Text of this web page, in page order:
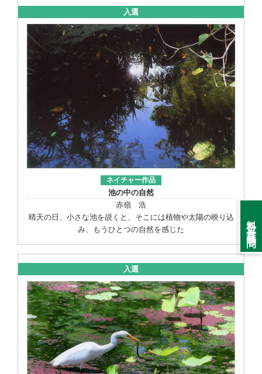
料金・営業時間
入選
ネイチャー作品
池の中の自然
赤嶺 浩
晴天の日、小さな池を覘くと、そこには植物や太陽の映り込
み、もうひとつの自然を感じた
入選